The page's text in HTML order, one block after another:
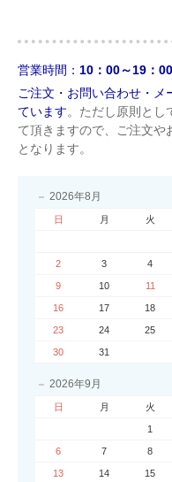
営業時間： 10：00～19：00
ご注文・お問い合わせ・メ
ています。ただし原則とし
て頂きますので、ご注文や
となります。
2026年8月
日 月 火
2 3 4
9 10 11
16 17 18
23 24 25
30 31
2026年9月
日 月 火
1
6 7 8
13 14 15